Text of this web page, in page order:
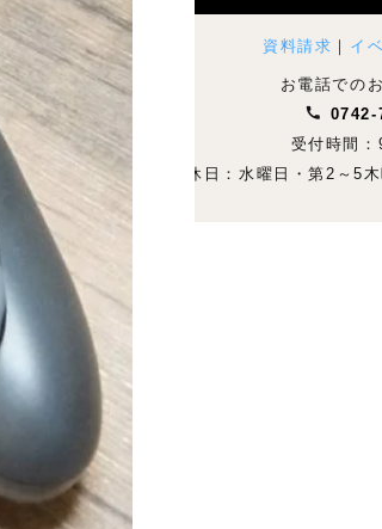
資料請求 ｜ イ
お電話での
0742-
受付時間
定休日：水曜日・第2～5